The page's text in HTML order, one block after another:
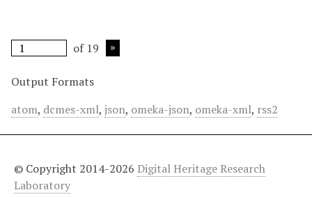
of 19
Output Formats
atom, dcmes-xml, json, omeka-json, omeka-xml, rss2
© Copyright 2014-2026 Digital Heritage Research
Laboratory